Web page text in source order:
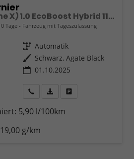
ST-Line X (ST-Line X) 1.0 EcoBoost Hybrid 114kW (155 PS) 7-Gang-Automatikgetriebe
Tage Fahrzeug mit Tageszulassung
Getriebe Automatik
Außenfarbe Schwarz, Agate Black
01.10.2025
Wir rufen Sie anFahrzeugexposé (PDF)
5,90 l/100km
g/km